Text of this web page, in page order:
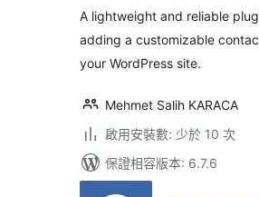
A lightweight and reliable
adding a customizable
your WordPress site.
Mehmet Salih KARACA
啟用安裝數: 少於 10 次
保證相容版本: 6.7.6